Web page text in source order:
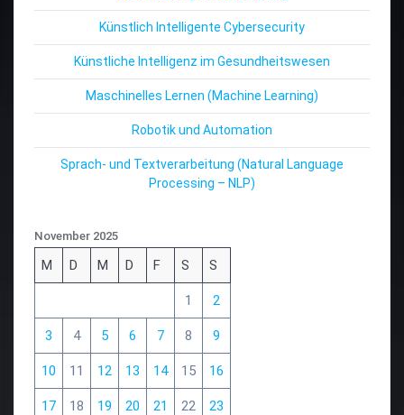
Künstlich Intelligente Cybersecurity
Künstliche Intelligenz im Gesundheitswesen
Maschinelles Lernen (Machine Learning)
Robotik und Automation
Sprach- und Textverarbeitung (Natural Language
Processing – NLP)
November 2025
M D M D F S S
1 2
3 4 5 6 7 8 9
10 11 12 13 14 15 16
17 18 19 20 21 22 23